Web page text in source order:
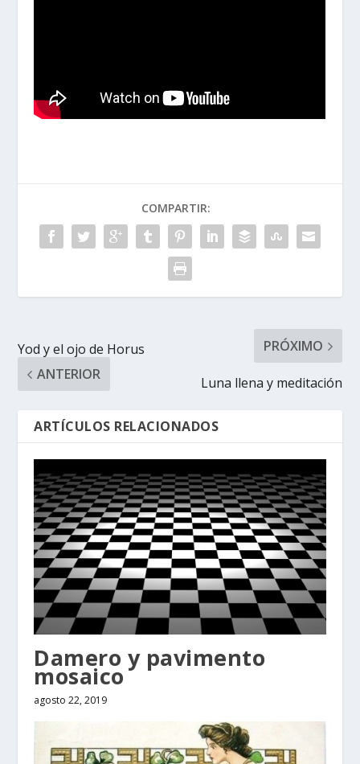
COMPARTIR:
Yod y el ojo de Horus
ANTERIOR
PRÓXIMO
Luna llena y meditación
ARTÍCULOS RELACIONADOS
Damero y pavimento
mosaico
agosto 22, 2019